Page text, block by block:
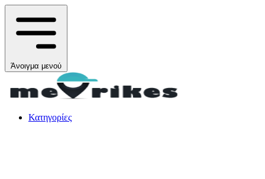
Άνοιγμα μενού
Κατηγορίες